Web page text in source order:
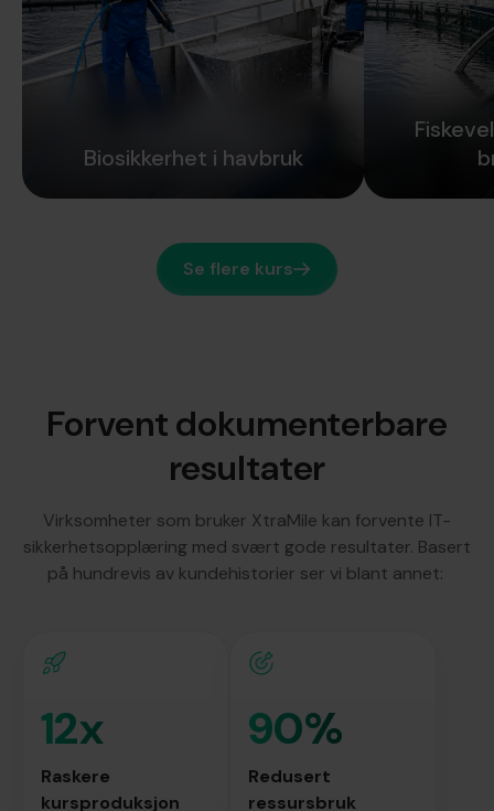
Biosikkerhet i havbruk
Se flere kurs
Forvent dokumenterbare
resultater
Virksomheter som bruker XtraMile kan forvente IT-
sikkerhetsopplæring med svært gode resultater. Basert
på hundrevis av kundehistorier ser vi blant annet:
12x
Raskere
kursproduksjon
90%
Redusert
ressursbruk